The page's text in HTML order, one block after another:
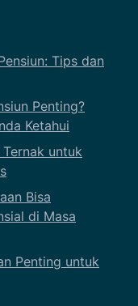
Tips dan
Penting?
Ketahui
untuk
Bisa
di Masa
Penting untuk